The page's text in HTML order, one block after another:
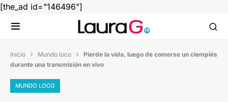
[the_ad id="146496"]
Inicio  Mundo loco  Pierde la vida, luego de comerse un ciempiés
durante una transmisión en vivo
MUNDO LOCO